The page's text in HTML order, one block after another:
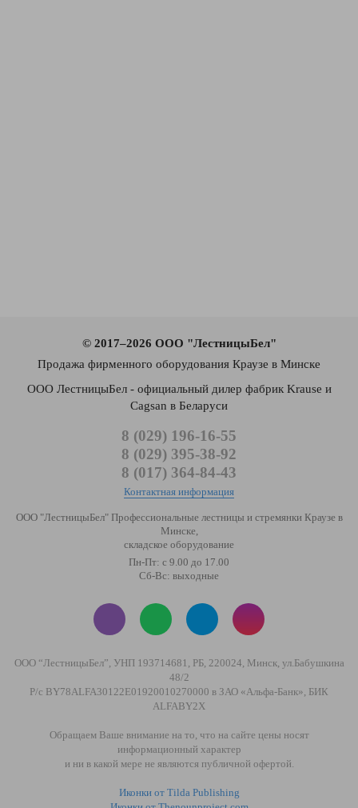
© 2017–2026 ООО "ЛестницыБел"
Продажа фирменного оборудования Краузе в Минске
ООО ЛестницыБел - официальный дилер фабрик Krause и
Cagsan в Беларуси
8 (029) 196-16-55
8 (029) 395-38-92
8 (017) 364-84-43
Контактная информация
ООО "ЛестницыБел" Профессиональные лестницы и стремянки Краузе в
Минске,
складское оборудование
Пн-Пт: с 9.00 до 17.00
Сб-Вс: выходные
ООО “ЛестницыБел”, УНП 193714681, РБ, 220024, Минск, ул.Бабушкина
48/2
Р/с BY78ALFA30122E01920010270000 в ЗАО «Альфа-Банк», БИК
ALFABY2X
Обращаем Ваше внимание на то, что на сайте цены носят
информационный характер
и ни в какой мере не являются публичной офертой.
Иконки от Tilda Publishing